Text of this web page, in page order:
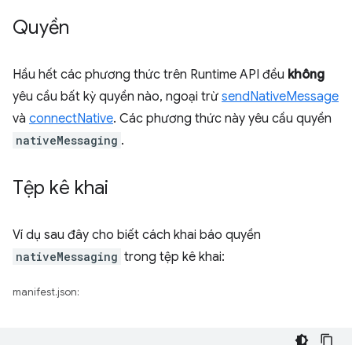
Quyền
Hầu hết các phương thức trên Runtime API đều không
yêu cầu bất kỳ quyền nào, ngoại trừ sendNativeMessage
và connectNative. Các phương thức này yêu cầu quyền
nativeMessaging .
Tệp kê khai
Ví dụ sau đây cho biết cách khai báo quyền
nativeMessaging trong tệp kê khai:
manifest.json: